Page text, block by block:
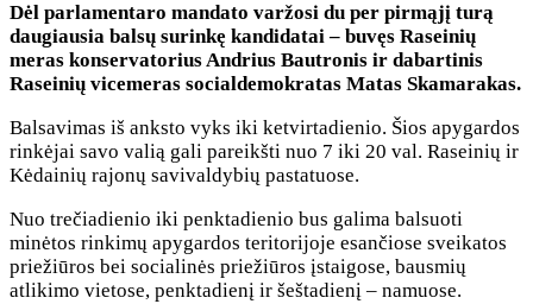
Dėl parlamentaro mandato varžosi du per pirmąjį turą
daugiausia balsų surinkę kandidatai – buvęs Raseinių
meras konservatorius Andrius Bautronis ir dabartinis
Raseinių vicemeras socialdemokratas Matas Skamarakas.
Balsavimas iš anksto vyks iki ketvirtadienio. Šios apygardos
rinkėjai savo valią gali pareikšti nuo 7 iki 20 val. Raseinių ir
Kėdainių rajonų savivaldybių pastatuose.
Nuo trečiadienio iki penktadienio bus galima balsuoti
minėtos rinkimų apygardos teritorijoje esančiose sveikatos
priežiūros bei socialinės priežiūros įstaigose, bausmių
atlikimo vietose, penktadienį ir šeštadienį – namuose.